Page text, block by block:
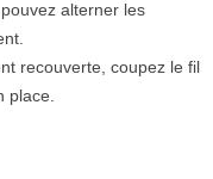
alterner les
recouverte, coupez le fil